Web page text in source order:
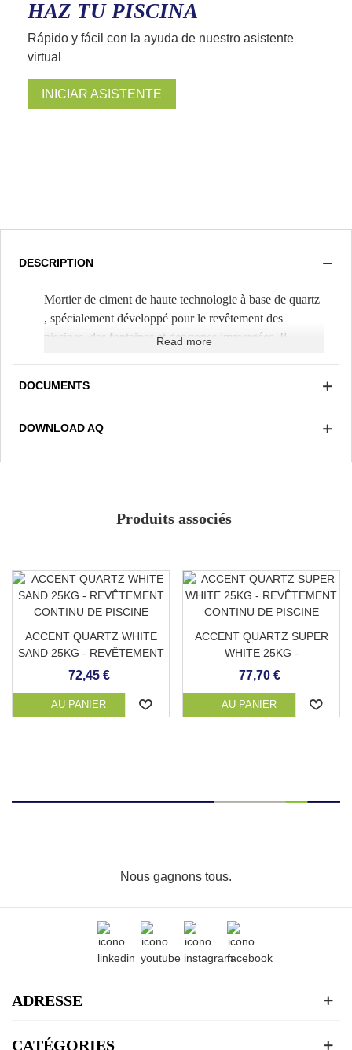
HAZ TU PISCINA
Rápido y fácil con la ayuda de nuestro asistente
virtual
INICIAR ASISTENTE
DESCRIPTION
Mortier de ciment de haute technologie à base de quartz
, spécialement développé pour le revêtement des
piscines, des fontaines et des zones immergées. Il
truelle, sur une épaisseur de 1cm (
truelle, et le lendemain elle est nettoyée avec un
Solide et durable
Résistant aux taches
Adaptable à n'importe quelle surface
Read more
DOCUMENTS
DOWNLOAD AQ
Produits associés
ACCENT QUARTZ WHITE
SAND 25KG - REVÊTEMENT
CONTINU DE PISCINE
72,45 €
AU PANIER
ACCENT QUARTZ SUPER
WHITE 25KG -
REVÊTEMENT CONTINU DE
77,70 €
AU PANIER
Nous gagnons tous.
ADRESSE
CATÉGORIES